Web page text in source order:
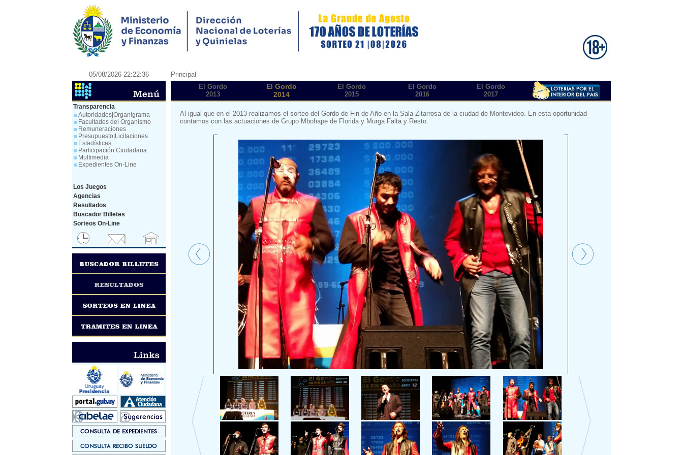
05/08/2026 22:22:36 Principal
Transparencia
Autoridades|Organigrama
Facultades del Organismo
Remuneraciones
Presupuesto|Licitaciones
Estadísticas
Participación Ciudadana
Multimedia
Expedientes On-Line
Los Juegos
Agencias
Resultados
Buscador Billetes
Sorteos On-Line
El Gordo
2013
El Gordo
2014
El Gordo
2015
El Gordo
2016
El Gordo
2017
Al igual que en el 2013 realizamos el sorteo del Gordo de Fin de Año en la Sala Zitarrosa de la ciudad de Montevideo. En esta oportunidad
contamos con las actuaciones de Grupo Mbohape de Florida y Murga Falta y Resto.